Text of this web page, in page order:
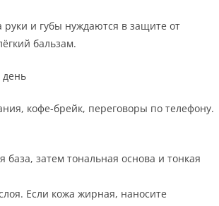
и губы нуждаются в защите от
бальзам.
день
кофе-брейк, переговоры по телефону.
затем тональная основа и тонкая
Если кожа жирная, наносите